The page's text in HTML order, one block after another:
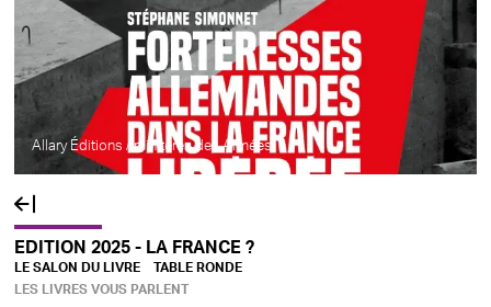
Allary Éditions / minitères des Armées
EDITION 2025 - LA FRANCE ?
LE SALON DU LIVRE
TABLE RONDE
LES LIVRES VOUS PARLENT